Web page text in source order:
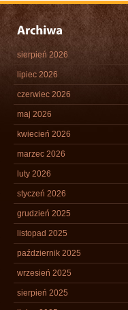
sierpień 2026
lipiec 2026
czerwiec 2026
maj 2026
kwiecień 2026
marzec 2026
luty 2026
styczeń 2026
grudzień 2025
listopad 2025
październik 2025
wrzesień 2025
sierpień 2025